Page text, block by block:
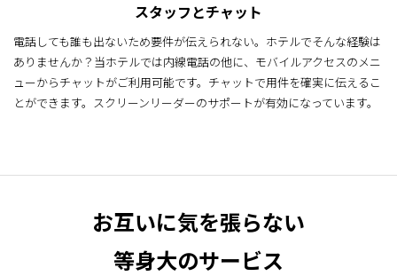
スタッフとチャット
電話しても誰も出ないため要件が伝えられない。ホテルでそんな経験は
ありませんか？当ホテルでは内線電話の他に、モバイルアクセスのメニ
ューからチャットがご利用可能です。チャットで用件を確実に伝えるこ
とができます。スクリーンリーダーのサポートが有効になっています。
お互いに気を張らない
等身大のサービス